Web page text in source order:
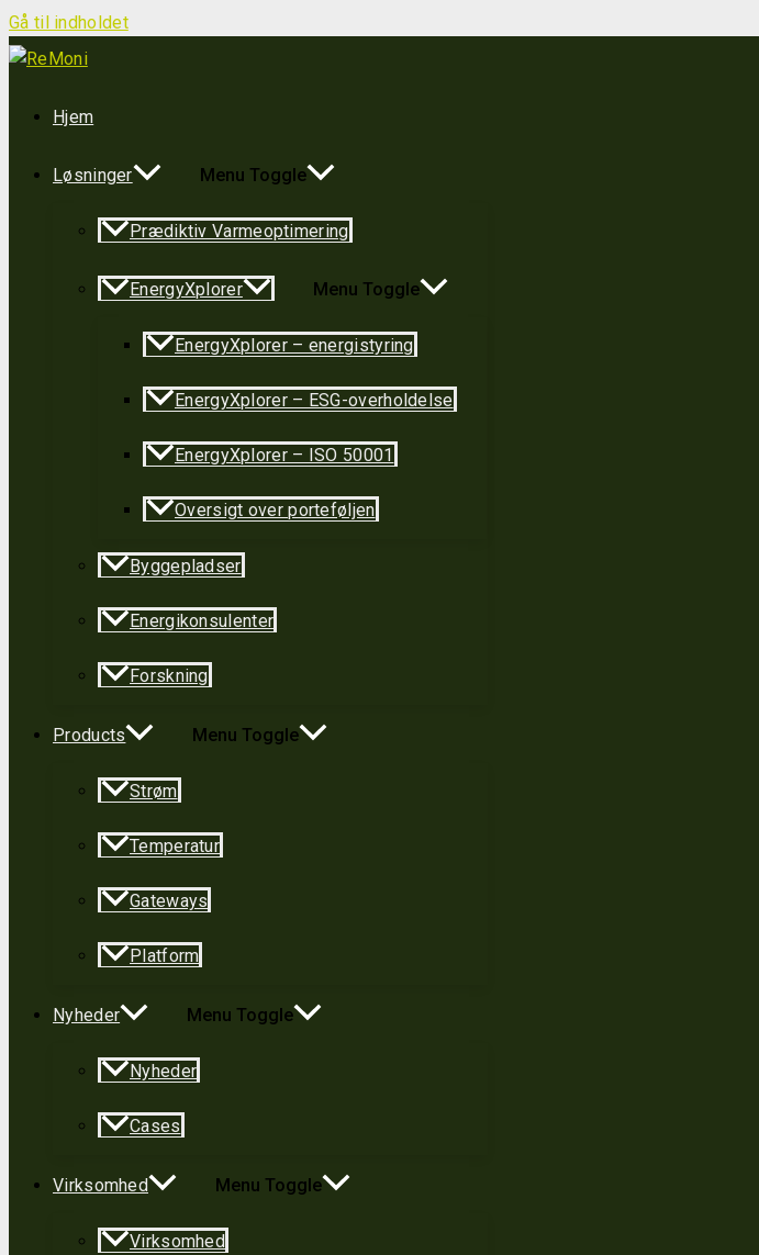
Gå til indholdet
Hjem
Løsninger Menu Toggle
Prædiktiv Varmeoptimering
EnergyXplorer Menu Toggle
EnergyXplorer – energistyring
EnergyXplorer – ESG-overholdelse
EnergyXplorer – ISO 50001
Oversigt over porteføljen
Byggepladser
Energikonsulenter
Forskning
Products Menu Toggle
Strøm
Temperatur
Gateways
Platform
Nyheder Menu Toggle
Nyheder
Cases
Virksomhed Menu Toggle
Virksomhed